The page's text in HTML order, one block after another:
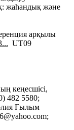
жаһандық және
арқылы
UT09
кеңесшісі,
482 5580;
Ғылым